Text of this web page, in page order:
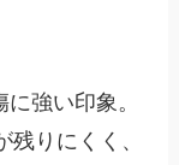
強い印象。
りにくく、